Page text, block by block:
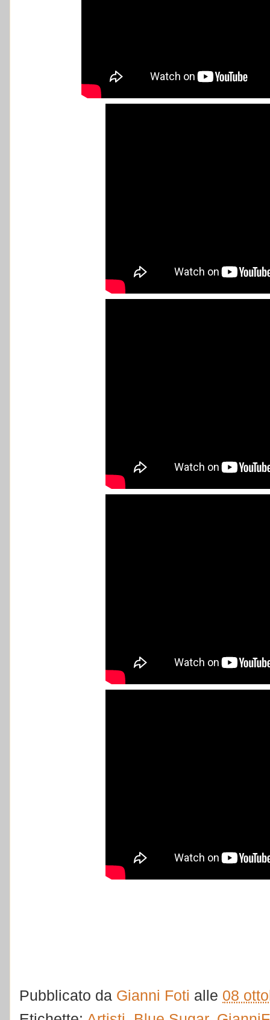
Pubblicato da Gianni Foti alle 08